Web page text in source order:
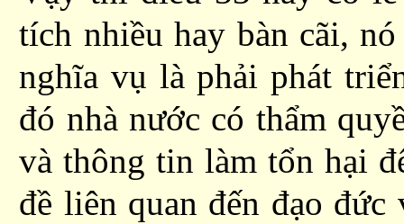
tích nhiều hay bàn cãi,
nghĩa vụ là phải phát
đó nhà nước có thẩm
và thông tin làm tổn hại
đề liên quan đến đạo